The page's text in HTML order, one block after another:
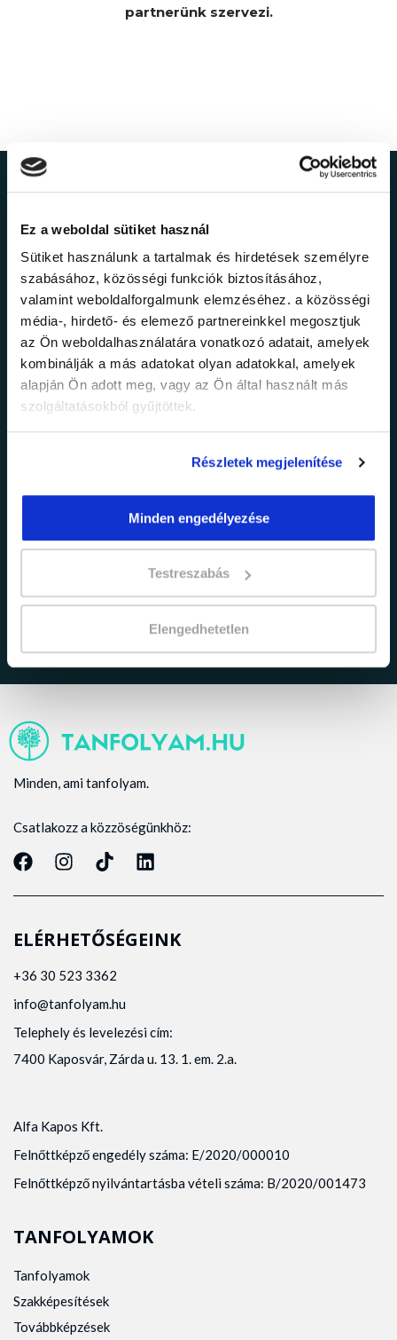
Ez a weboldal sütiket használ
Sütiket használunk a tartalmak és hirdetések személyre
szabásához, közösségi funkciók biztosításához,
valamint weboldalforgalmunk elemzéséhez. a közösségi
média-, hirdető- és elemező partnereinkkel megosztjuk
az Ön weboldalhasználatára vonatkozó adatait, amelyek
kombinálják a más adatokat olyan adatokkal, amelyek
alapján Ön adott meg, vagy az Ön által használt más
szolgáltatásokból gyűjtöttek.
Részletek megjelenítése
Minden engedélyezése
Testreszabás
Elengedhetetlen
partnerünk szervezi.
Ne maradj le a
legfrissebb
információkról!
Értesülj elsőként legújabb tanfolyamainkról,
legfrissebb híreinkről és időszakos
promócióinkról.
Elfogadom azadatkezelési tájékoztatóban
Minden, ami tanfolyam.
Csatlakozz a közzöségünkhöz:
ELÉRHETŐSÉGEINK
+36 30 523 3362
info@tanfolyam.hu
Telephely és levelezési cím:
7400 Kaposvár, Zárda u. 13. 1. em. 2.a.
Alfa Kapos Kft.
Felnőttképző engedély száma: E/2020/000010
Felnőttképző nyilvántartásba vételi száma: B/2020/001473
TANFOLYAMOK
Tanfolyamok
Szakképesítések
Továbbképzések